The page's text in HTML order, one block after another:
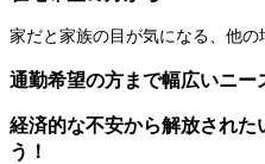
家だと家族の目が気になる、他
通勤希望の方まで幅広いニー
経済的な不安から解放され
う！